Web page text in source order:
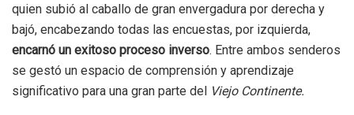
quien subió al caballo de gran envergadura por derecha y
bajó, encabezando todas las encuestas, por izquierda,
encarnó un exitoso proceso inverso. Entre ambos senderos
se gestó un espacio de comprensión y aprendizaje
significativo para una gran parte del Viejo Continente.